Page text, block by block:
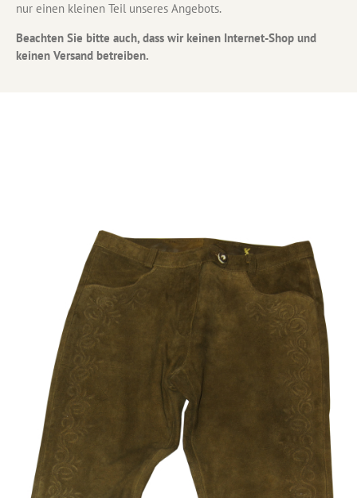
nur einen kleinen Teil unseres Angebots.
Beachten Sie bitte auch, dass wir keinen Internet-Shop und
keinen Versand betreiben.